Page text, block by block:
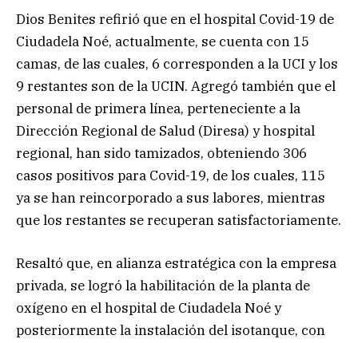
Dios Benites refirió que en el hospital Covid-19 de
Ciudadela Noé, actualmente, se cuenta con 15
camas, de las cuales, 6 corresponden a la UCI y los
9 restantes son de la UCIN. Agregó también que el
personal de primera línea, perteneciente a la
Dirección Regional de Salud (Diresa) y hospital
regional, han sido tamizados, obteniendo 306
casos positivos para Covid-19, de los cuales, 115
ya se han reincorporado a sus labores, mientras
que los restantes se recuperan satisfactoriamente.
Resaltó que, en alianza estratégica con la empresa
privada, se logró la habilitación de la planta de
oxígeno en el hospital de Ciudadela Noé y
posteriormente la instalación del isotanque, con